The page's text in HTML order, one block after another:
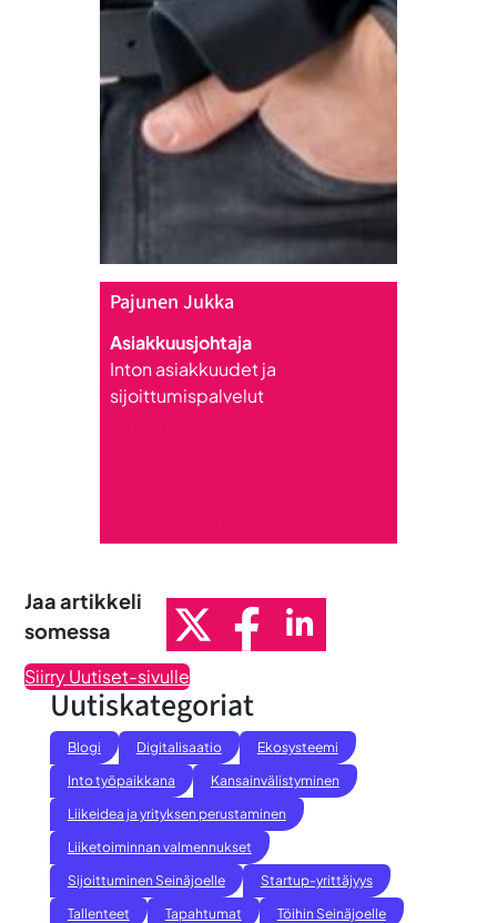
Pajunen Jukka
Asiakkuusjohtaja
Inton asiakkuudet ja
sijoittumispalvelut
Jaa artikkeli
somessa
Siirry Uutiset-sivulle
Uutiskategoriat
Blogi Digitalisaatio
Ekosysteemi
Into työpaikkana
Kansainvälistyminen
Liikeidea ja yrityksen perustaminen
Liiketoiminnan valmennukset
Sijoittuminen Seinäjoelle
Startup-yrittäjyys
Tallenteet
Tapahtumat
Töihin Seinäjoelle